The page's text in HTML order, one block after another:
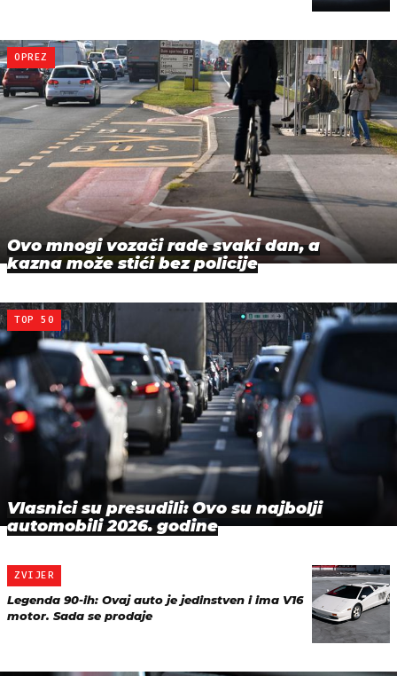
OPREZ
Ovo mnogi vozači rade svaki dan, a
kazna može stići bez policije
TOP 50
Vlasnici su presudili: Ovo su najbolji
automobili 2026. godine
ZVIJER
Legenda 90-ih: Ovaj auto je jedinstven i ima V16
motor. Sada se prodaje